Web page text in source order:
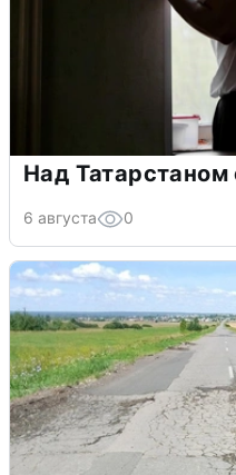
Над
6 августа 0